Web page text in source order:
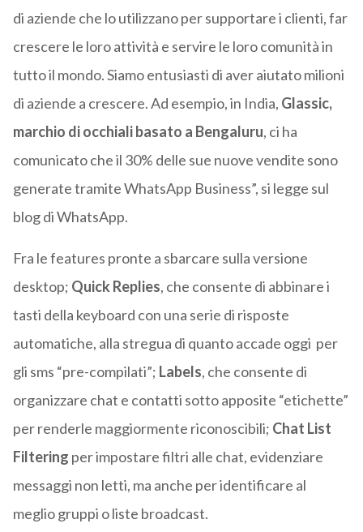
di aziende che lo utilizzano per supportare i clienti, far
crescere le loro attività e servire le loro comunità in
tutto il mondo. Siamo entusiasti di aver aiutato milioni
di aziende a crescere. Ad esempio, in India, Glassic,
marchio di occhiali basato a Bengaluru, ci ha
comunicato che il 30% delle sue nuove vendite sono
generate tramite WhatsApp Business”, si legge sul
blog di WhatsApp.
Fra le features pronte a sbarcare sulla versione
desktop; Quick Replies, che consente di abbinare i
tasti della keyboard con una serie di risposte
automatiche, alla stregua di quanto accade oggi per
gli sms “pre-compilati”; Labels, che consente di
organizzare chat e contatti sotto apposite “etichette”
per renderle maggiormente riconoscibili; Chat List
Filtering per impostare filtri alle chat, evidenziare
messaggi non letti, ma anche per identificare al
meglio gruppi o liste broadcast.